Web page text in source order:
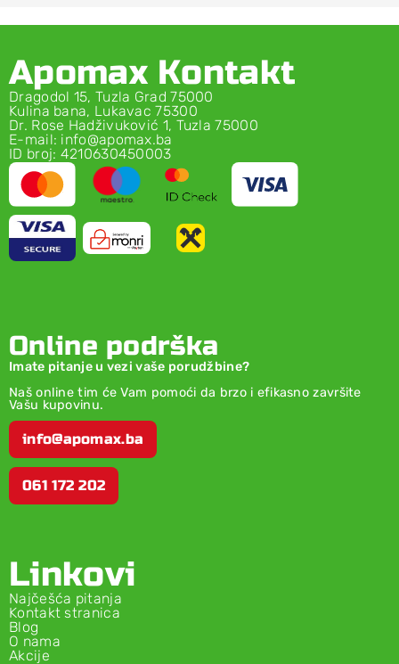
Apomax Kontakt
Dragodol 15, Tuzla Grad 75000
Kulina bana, Lukavac 75300
Dr. Rose Hadživuković 1, Tuzla 75000
E-mail: info@apomax.ba
ID broj: 4210630450003
Online podrška
Imate pitanje u vezi vaše porudžbine?
Naš online tim će Vam pomoći da brzo i efikasno završite
Vašu kupovinu.
info@apomax.ba
061 172 202
Linkovi
Najčešća pitanja
Kontakt stranica
Blog
O nama
Akcije